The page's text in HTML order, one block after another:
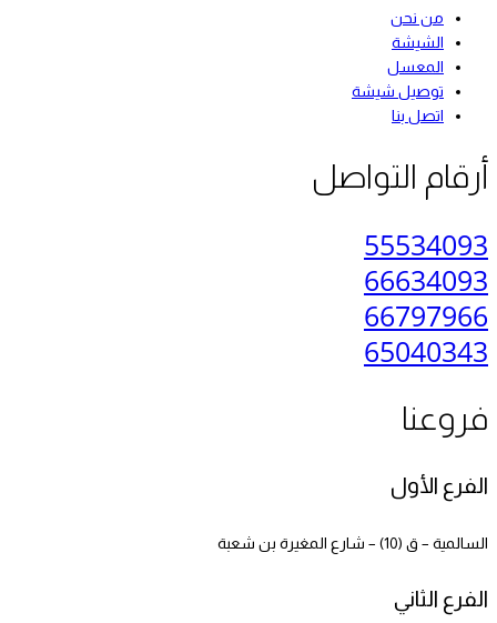
من نحن
الشيشة
المعسل
توصيل شيشة
اتصل بنا
أرقام التواصل
55534093
66634093
66797966
65040343
فروعنا
الفرع الأول
السالمية – ق (10) – شارع المغيرة بن شعبة
الفرع الثاني